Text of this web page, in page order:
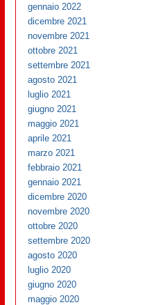
gennaio 2022
dicembre 2021
novembre 2021
ottobre 2021
settembre 2021
agosto 2021
luglio 2021
giugno 2021
maggio 2021
aprile 2021
marzo 2021
febbraio 2021
gennaio 2021
dicembre 2020
novembre 2020
ottobre 2020
settembre 2020
agosto 2020
luglio 2020
giugno 2020
maggio 2020